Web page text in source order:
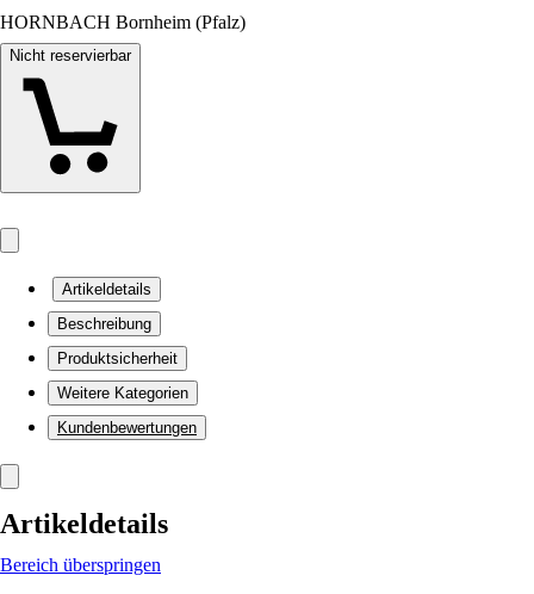
HORNBACH Bornheim (Pfalz)
Nicht reservierbar
Artikeldetails
Beschreibung
Produktsicherheit
Weitere Kategorien
Kundenbewertungen
Artikeldetails
Bereich überspringen